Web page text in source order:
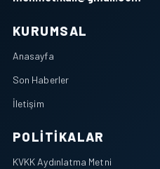
KURUMSAL
Anasayfa
Son Haberler
İletişim
POLITIKALAR
KVKK Aydınlatma Metni